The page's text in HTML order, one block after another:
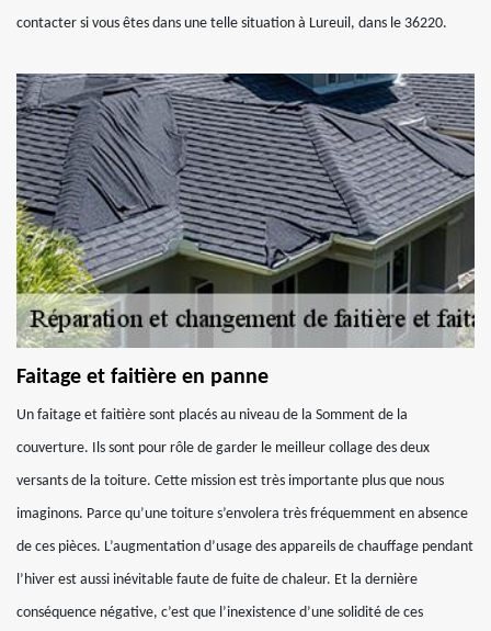
contacter si vous êtes dans une telle situation à Lureuil, dans le 36220.
Faitage et faitière en panne
Un faitage et faitière sont placés au niveau de la Somment de la
couverture. Ils sont pour rôle de garder le meilleur collage des deux
versants de la toiture. Cette mission est très importante plus que nous
imaginons. Parce qu’une toiture s’envolera très fréquemment en absence
de ces pièces. L’augmentation d’usage des appareils de chauffage pendant
l’hiver est aussi inévitable faute de fuite de chaleur. Et la dernière
conséquence négative, c’est que l’inexistence d’une solidité de ces